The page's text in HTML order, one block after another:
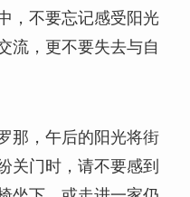
，不要忘记感受阳光
流，更不要失去与自
那，午后的阳光将街
关门时，请不要感到